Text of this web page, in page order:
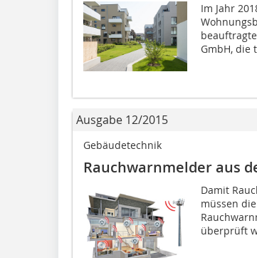
Im Jahr
GmbH, die
Ausgabe 12/2015
Gebäudetechnik
Rauchwarnmelder aus
Damit
müssen
überprüft